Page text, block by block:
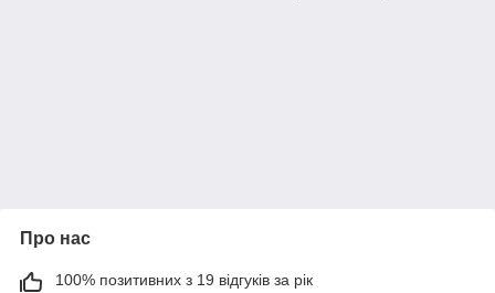
Про нас
100% позитивних з 19 відгуків за рік